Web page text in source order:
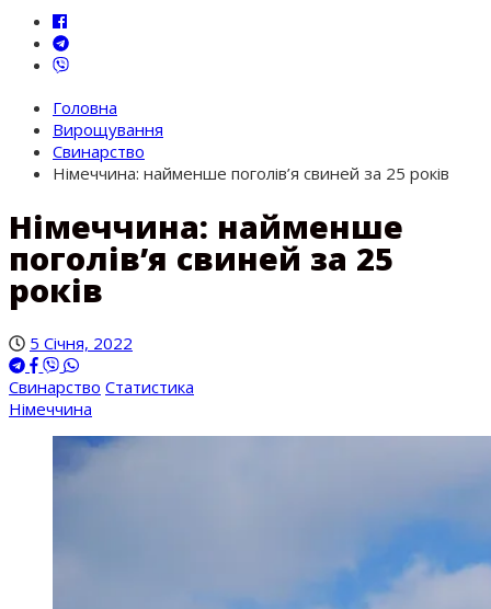
Головна
Вирощування
Свинарство
Німеччина: найменше поголів’я свиней за 25 років
Німеччина: найменше
поголів’я свиней за 25
років
5 Січня, 2022
Свинарство Статистика
Німеччина